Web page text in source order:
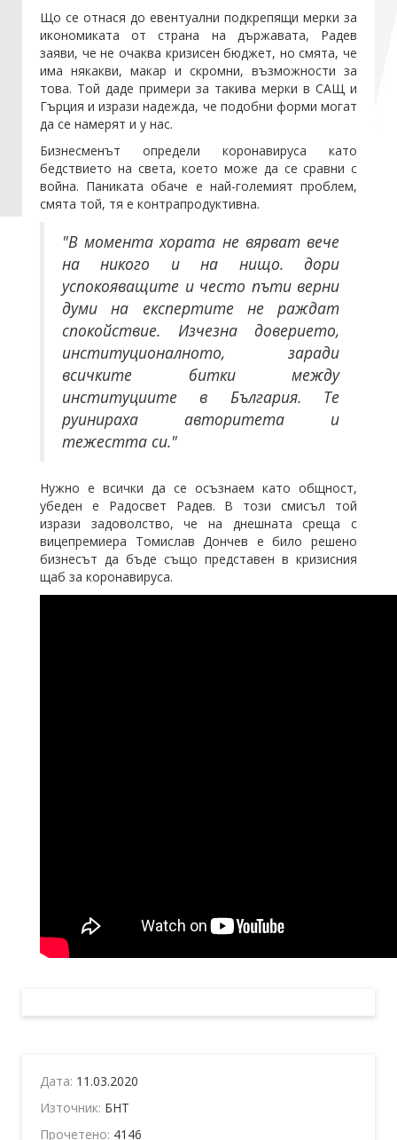
Що се отнася до евентуални подкрепящи мерки за
икономиката от страна на държавата, Радев
заяви, че не очаква кризисен бюджет, но смята, че
има някакви, макар и скромни, възможности за
това. Той даде примери за такива мерки в САЩ и
Гърция и изрази надежда, че подобни форми могат
да се намерят и у нас.
Бизнесменът определи коронавируса като
бедствието на света, което може да се сравни с
война. Паниката обаче е най-големият проблем,
смята той, тя е контрапродуктивна.
"В момента хората не вярват вече
на никого и на нищо. дори
успокояващите и често пъти верни
думи на експертите не раждат
спокойствие. Изчезна доверието,
институционалното, заради
всичките битки между
институциите в България. Те
руинираха авторитета и
тежестта си."
Нужно е всички да се осъзнаем като общност,
убеден е Радосвет Радев. В този смисъл той
изрази задоволство, че на днешната среща с
вицепремиера Томислав Дончев е било решено
бизнесът да бъде също представен в кризисния
щаб за коронавируса.
Дата: 11.03.2020
Източник: БНТ
Прочетено: 4146